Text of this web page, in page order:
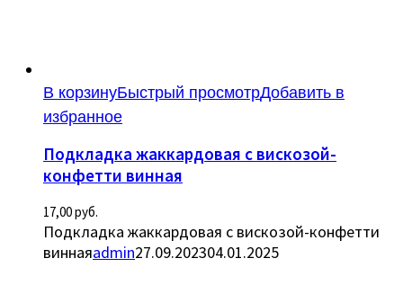
В корзинуБыстрый просмотрДобавить в
избранное
Подкладка жаккардовая с вискозой-
конфетти винная
17,00руб.
Подкладка жаккардовая с вискозой-конфетти
виннаяadmin27.09.202304.01.2025